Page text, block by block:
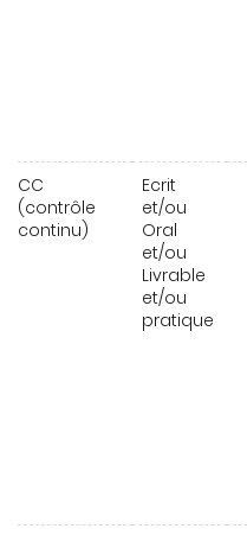
CC
(contrôle
continu)
Ecrit
et/ou
Oral
et/ou
Livrable
et/ou
pratique